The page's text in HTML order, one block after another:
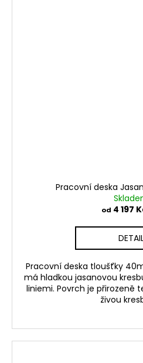
Pracovní deska
od 4 197
Pracovní deska tloušťky
má hladkou jasanovou
liniemi. Povrch je přirozeně
živou